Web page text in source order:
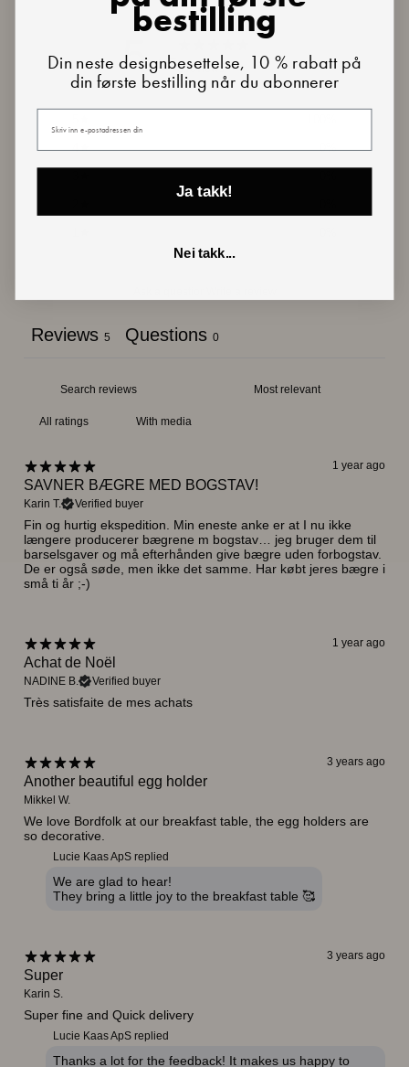
5 / 55 reviews
4 0%
Reviews 5 Questions 0
With media
1 year ago
SAVNER BÆGRE MED BOGSTAV!
Karin T. Verified buyer
Fin og hurtig ekspedition. Min eneste anke er at I nu ikke
længere producerer bægrene m bogstav… jeg bruger dem til
barselsgaver og må efterhånden give bægre uden forbogstav.
De er også søde, men ikke det samme. Har købt jeres bægre i
små ti år ;-)
1 year ago
Achat de Noël
NADINE B. Verified buyer
Très satisfaite de mes achats
3 years ago
Another beautiful egg holder
Mikkel W.
We love Bordfolk at our breakfast table, the egg holders are
so decorative.
Lucie Kaas ApS replied
We are glad to hear!
They bring a little joy to the breakfast table 🥰
3 years ago
Super
Karin S.
Super fine and Quick delivery
Lucie Kaas ApS replied
Thanks a lot for the feedback! It makes us happy to
bestilling
Din neste designbesettelse, 10 % rabatt på
din første bestilling når du abonnerer
Din e-post
Ja takk!
Nei takk...